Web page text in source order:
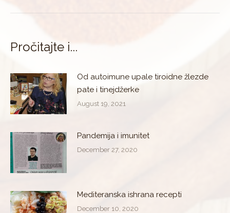
Pročitajte i...
Od autoimune upale tiroidne žlezde
pate i tinejdžerke
August 19, 2021
Pandemija i imunitet
December 27, 2020
Mediteranska ishrana recepti
December 10, 2020